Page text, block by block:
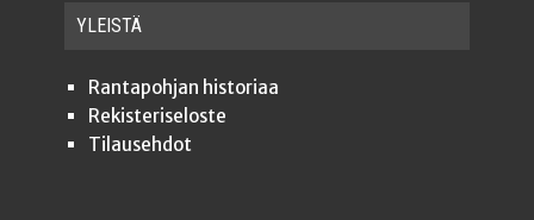
YLEISTÄ
Ran­ta­poh­jan historiaa
Rekis­te­ri­se­los­te
Tilauseh­dot